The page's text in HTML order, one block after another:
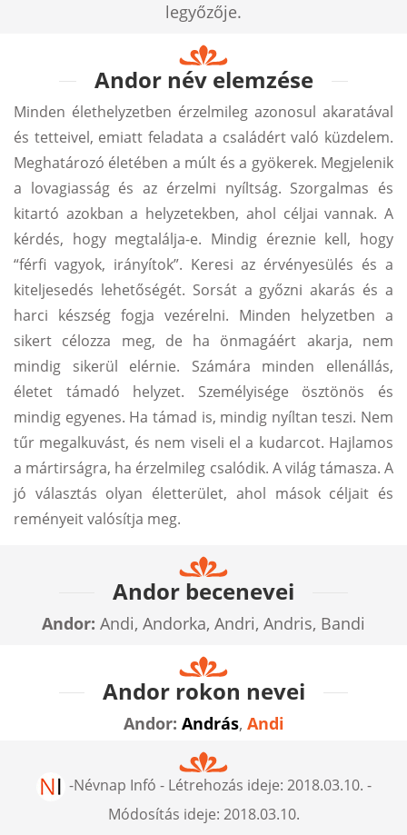
legyőzője.
Andor név elemzése
Minden élethelyzetben érzelmileg azonosul akaratával
és tetteivel, emiatt feladata a családért való küzdelem.
Meghatározó életében a múlt és a gyökerek. Megjelenik
a lovagiasság és az érzelmi nyíltság. Szorgalmas és
kitartó azokban a helyzetekben, ahol céljai vannak. A
kérdés, hogy megtalálja-e. Mindig éreznie kell, hogy
“férfi vagyok, irányítok”. Keresi az érvényesülés és a
kiteljesedés lehetőségét. Sorsát a győzni akarás és a
harci készség fogja vezérelni. Minden helyzetben a
sikert célozza meg, de ha önmagáért akarja, nem
mindig sikerül elérnie. Számára minden ellenállás,
életet támadó helyzet. Személyisége ösztönös és
mindig egyenes. Ha támad is, mindig nyíltan teszi. Nem
tűr megalkuvást, és nem viseli el a kudarcot. Hajlamos
a mártirságra, ha érzelmileg csalódik. A világ támasza. A
jó választás olyan életterület, ahol mások céljait és
reményeit valósítja meg.
Andor becenevei
Andor: Andi, Andorka, Andri, Andris, Bandi
Andor rokon nevei
Andor: András, Andi
-Névnap Infó - Létrehozás ideje: 2018.03.10. -
Módosítás ideje: 2018.03.10.